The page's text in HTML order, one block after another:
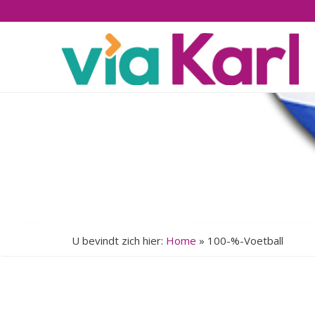
U bevindt zich hier: Home » 100-%-Voetball